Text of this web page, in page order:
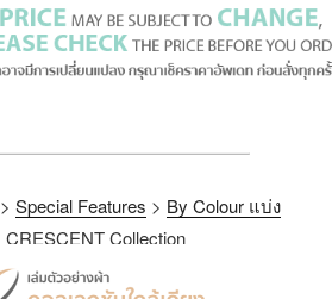
> Special Features > By Colour แบ่ง
CRESCENT Collection